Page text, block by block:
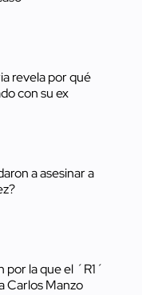
revela por qué
con su ex
a asesinar a
por la que el ´R1´
Carlos Manzo